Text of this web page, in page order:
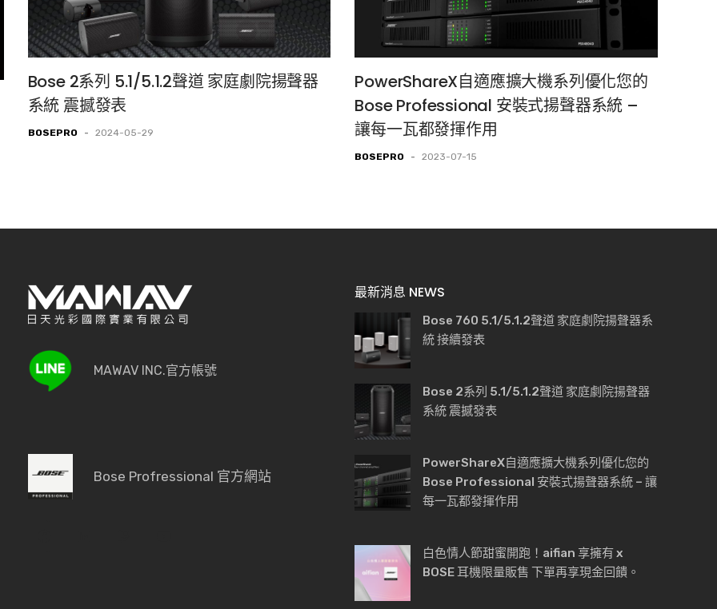
Bose 2系列 5.1/5.1.2聲道 家庭劇院揚聲器
系統 震撼發表
BOSEPRO - 2024-05-29
PowerShareX自適應擴大機系列優化您的
Bose Professional 安裝式揚聲器系統 –
讓每一瓦都發揮作用
BOSEPRO - 2023-07-15
MAWAV INC.官方帳號
Bose Profressional 官方網站
最新消息 NEWS
Bose 760 5.1/5.1.2聲道 家庭劇院揚聲器系
統 接續發表
Bose 2系列 5.1/5.1.2聲道 家庭劇院揚聲器
系統 震撼發表
PowerShareX自適應擴大機系列優化您的
Bose Professional 安裝式揚聲器系統 – 讓
每一瓦都發揮作用
白色情人節甜蜜開跑！aifian 享擁有 x
BOSE 耳機限量販售 下單再享現金回饋。